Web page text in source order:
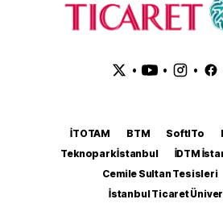
• • •
İTOTAM BTM SoftITo
Teknopark İstanbul
İDTM
Cemile Sultan Tesisleri
İstanbul Ticaret